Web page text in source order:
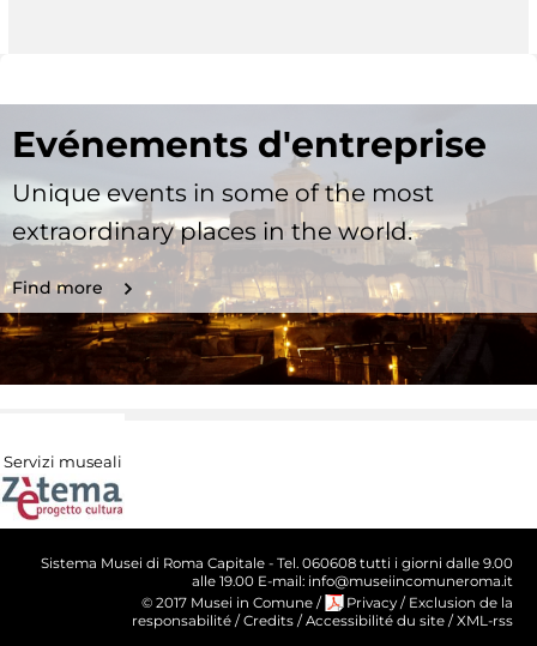
Evénements d'entreprise
Unique events in some of the most
extraordinary places in the world.
Find more
Servizi museali
Sistema Musei di Roma Capitale - Tel. 060608 tutti i giorni dalle 9.00
alle 19.00 E-mail: info@museiincomuneroma.it
© 2017 Musei in Comune / Privacy / Exclusion de la
responsabilité /Credits /Accessibilité du site /XML-rss